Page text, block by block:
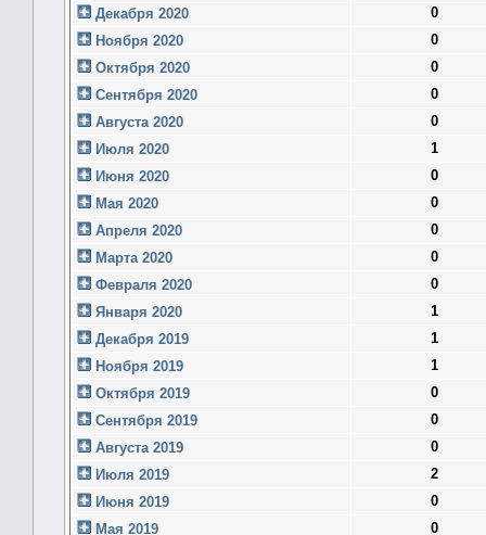
Декабря 2020
0
Ноября 2020
0
Октября 2020
0
Сентября 2020
0
Августа 2020
0
Июля 2020
1
Июня 2020
0
Мая 2020
0
Апреля 2020
0
Марта 2020
0
Февраля 2020
0
Января 2020
1
Декабря 2019
1
Ноября 2019
1
Октября 2019
0
Сентября 2019
0
Августа 2019
0
Июля 2019
2
Июня 2019
0
Мая 2019
0